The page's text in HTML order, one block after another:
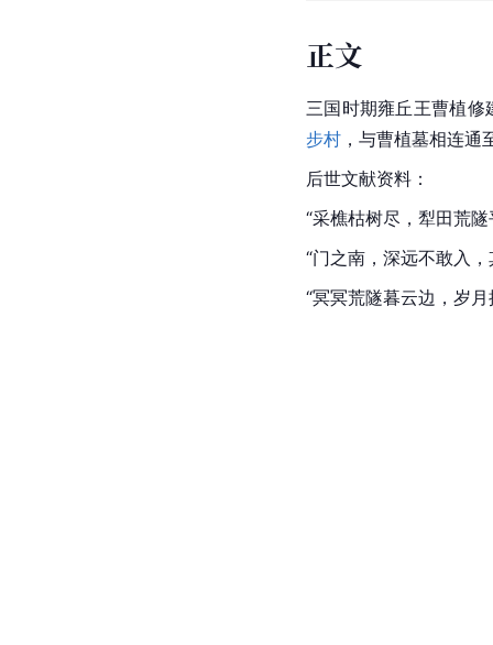
正文
三国时期雍丘王曹植
步村 ，与曹植墓相连通
后世文献资料：
“采樵枯树尽，犁田荒
“门之南，深远不敢入
“冥冥荒隧暮云边，岁